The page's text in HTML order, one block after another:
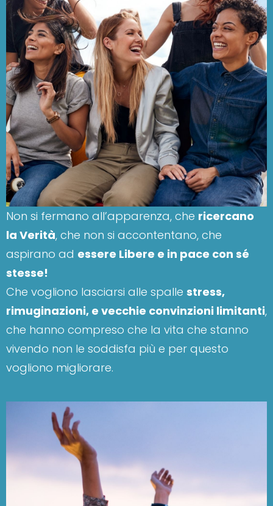
Non si fermano all’apparenza, che ricercano
la Verità, che non si accontentano, che
aspirano ad essere Libere e in pace con sé
stesse!
Che vogliono lasciarsi alle spalle stress,
rimuginazioni, e vecchie convinzioni limitanti,
che hanno compreso che la vita che stanno
vivendo non le soddisfa più e per questo
vogliono migliorare.